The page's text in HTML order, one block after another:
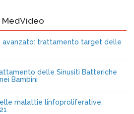
MedVideo
avanzato: trattamento target delle
delle Sinusiti Batteriche
Bambini
malattie linfoproliferative: